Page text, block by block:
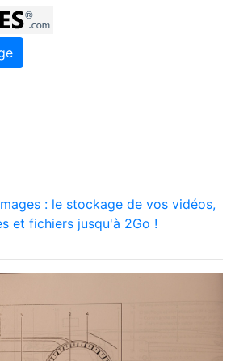
: le stockage de vos vidéos,
et fichiers jusqu'à 2Go !